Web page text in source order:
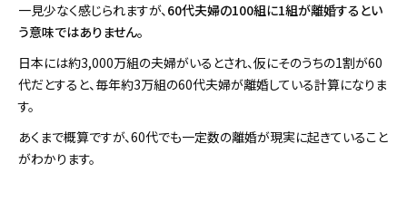
一見少なく感じられますが、60代夫婦の100組に1組が離婚するとい
う意味ではありません。
日本には約3,000万組の夫婦がいるとされ、仮にそのうちの1割が60
代だとすると、毎年約3万組の60代夫婦が離婚している計算になりま
す。
あくまで概算ですが、60代でも一定数の離婚が現実に起きていること
がわかります。